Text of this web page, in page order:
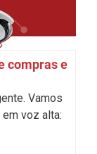
compras e
Vamos
voz alta: